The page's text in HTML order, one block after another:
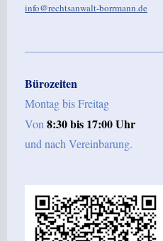
info@rechtsanwalt-borrmann.de
Bürozeiten
Montag bis Freitag
Von 8:30bis 17:00Uhr
und nach Vereinbarung.